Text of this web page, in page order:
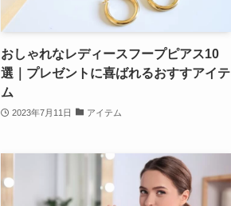
おしゃれなレディースフープピアス10
選｜プレゼントに喜ばれるおすすアイテ
ム
2023年7月11日 アイテム